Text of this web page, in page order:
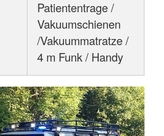
Patiententrage /
Vakuumschienen
/Vakuummatratze /
4 m Funk / Handy